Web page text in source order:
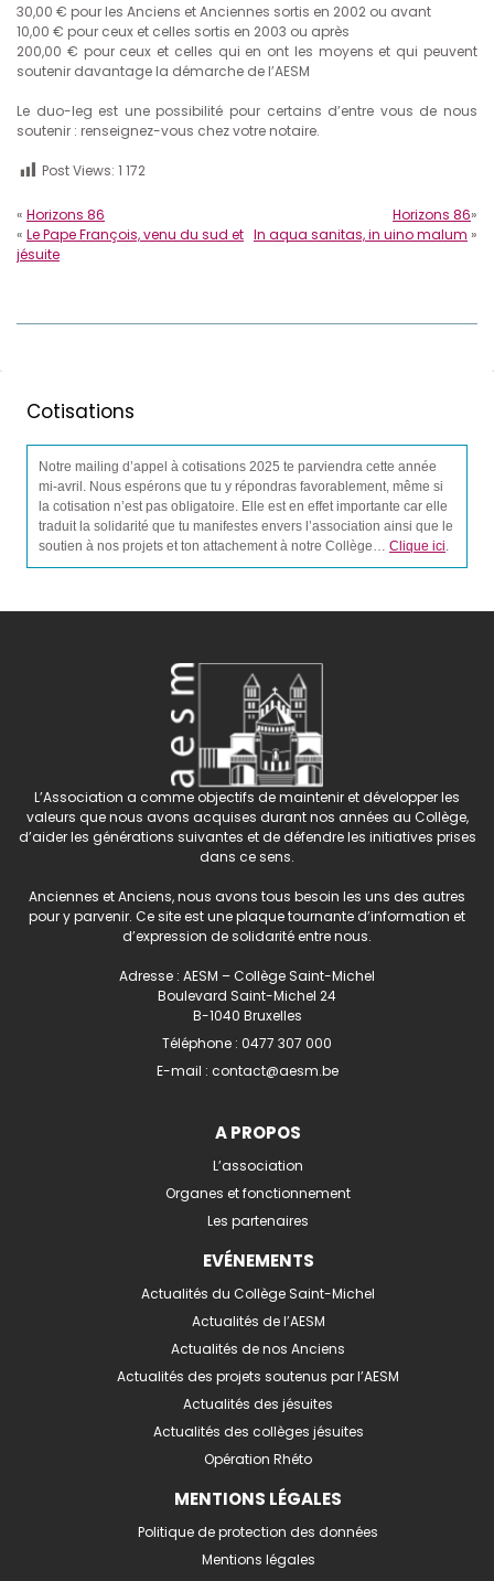
30,00 € pour les Anciens et Anciennes sortis en 2002 ou avant
10,00 € pour ceux et celles sortis en 2003 ou après
200,00 € pour ceux et celles qui en ont les moyens et qui peuvent
soutenir davantage la démarche de l’AESM
Le duo-leg est une possibilité pour certains d’entre vous de nous
soutenir : renseignez-vous chez votre notaire.
Post Views: 1 172
« Horizons 86
« Le Pape François, venu du sud et
jésuite
Horizons 86»
In aqua sanitas, in uino malum »
Cotisations
Notre mailing d’appel à cotisations 2025 te parviendra cette année
mi-avril. Nous espérons que tu y répondras favorablement, même si
la cotisation n’est pas obligatoire. Elle est en effet importante car elle
traduit la solidarité que tu manifestes envers l’association ainsi que le
soutien à nos projets et ton attachement à notre Collège… Clique ici
L’Association a comme objectifs de maintenir et développer les
valeurs que nous avons acquises durant nos années au Collège,
d’aider les générations suivantes et de défendre les initiatives prises
dans ce sens.
Anciennes et Anciens, nous avons tous besoin les uns des autres
pour y parvenir. Ce site est une plaque tournante d’information et
d’expression de solidarité entre nous.
Adresse : AESM – Collège Saint-Michel
Boulevard Saint-Michel 24
B-1040 Bruxelles
Téléphone : 0477 307 000
E-mail : contact@aesm.be
A PROPOS
L’association
Organes et fonctionnement
Les partenaires
EVÉNEMENTS
Actualités du Collège Saint-Michel
Actualités de l’AESM
Actualités de nos Anciens
Actualités des projets soutenus par l’AESM
Actualités des jésuites
Actualités des collèges jésuites
Opération Rhéto
MENTIONS LÉGALES
Politique de protection des données
Mentions légales